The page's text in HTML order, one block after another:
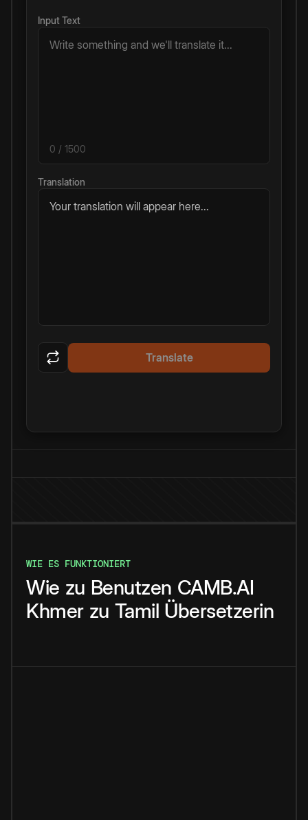
Input Text
0 / 1500
Translation
Your translation will appear here...
Translate
WIE ES FUNKTIONIERT
Wie zu Benutzen CAMB.AI
Khmer zu Tamil Übersetzerin